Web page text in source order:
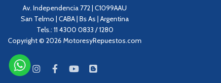
Av. Independencia 772 | C1099AAU
San Telmo | CABA | Bs As | Argentina
Tels.: 11 4300 0833 / 1280
Copyright © 2026 MotoresyRepuestos.com